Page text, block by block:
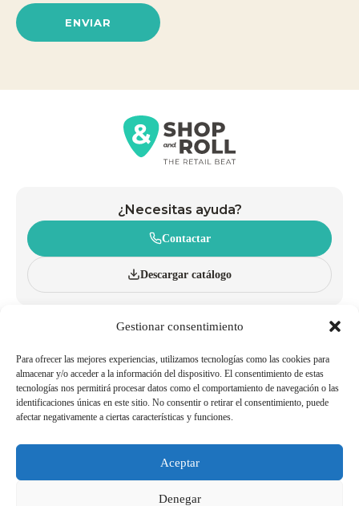
Gestionar consentimiento
Para ofrecer las mejores experiencias, utilizamos tecnologías como las cookies para
almacenar y/o acceder a la información del dispositivo. El consentimiento de estas
tecnologías nos permitirá procesar datos como el comportamiento de navegación o las
identificaciones únicas en este sitio. No consentir o retirar el consentimiento, puede
afectar negativamente a ciertas características y funciones.
Aceptar
Denegar
ENVIAR
¿Necesitas ayuda?
Contactar
Descargar catálogo
CATÁLOGO
BLOG
CARROS
CESTAS DE MANO
ACCESORIOS
POLÍTICAS DE CALIDAD Y
MEDIOAMBIENTE
TRABAJA CON NOSOTROS